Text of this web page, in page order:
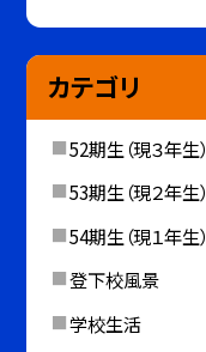
カテゴリ
52期生（現３年生）
53期生（現２年生）
54期生（現１年生）
登下校風景
学校生活